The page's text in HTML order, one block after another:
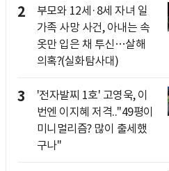
2
부모와 12세·8세 자녀 일
가족 사망 사건, 아내는 속
옷만 입은 채 투신…살해
의혹?(실화탐사대)
3
'전자발찌 1호' 고영욱, 이
번엔 이지혜 저격.."49평이
미니멀리즘? 많이 출세했
구나"